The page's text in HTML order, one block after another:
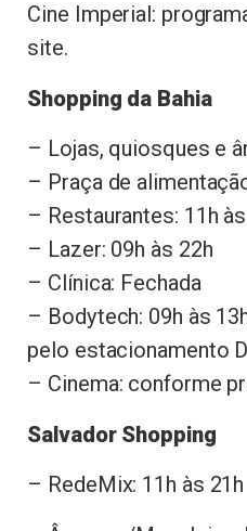
Cine Imperial:
site.
Shopping da Bahia
– Lojas, quiosques e
– Praça de
– Restaurantes: 11h
– Lazer: 09h às 22h
– Clínica: Fechada
– Bodytech: 09h às
pelo estacionamento
– Cinema: conforme
Salvador Shopping
– RedeMix: 11h às 21h